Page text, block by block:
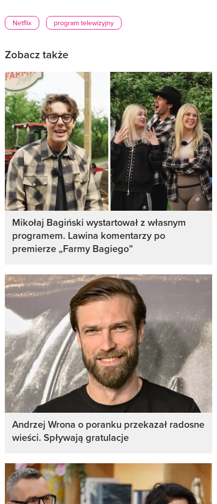
Netflix program telewizyjny
Zobacz także
Mikołaj Bagiński wystartował z własnym
programem. Lawina komentarzy po
premierze „Farmy Bagiego”
Andrzej Wrona o poranku przekazał radosne
wieści. Spływają gratulacje